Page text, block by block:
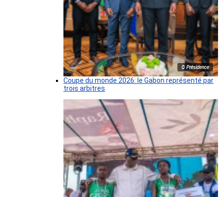
© Présidence
Coupe du monde 2026: le Gabon représenté par
trois arbitres